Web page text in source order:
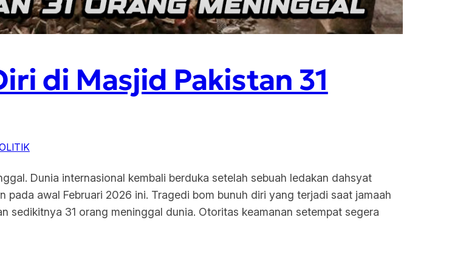
di Masjid Pakistan 31
Dunia internasional kembali berduka setelah sebuah ledakan dahsyat
pada awal Februari 2026 ini. Tragedi bom bunuh diri yang terjadi saat jamaah
sedikitnya 31 orang meninggal dunia. Otoritas keamanan setempat segera